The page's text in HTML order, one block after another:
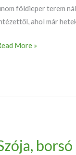
földieper terem
ahol már
More »